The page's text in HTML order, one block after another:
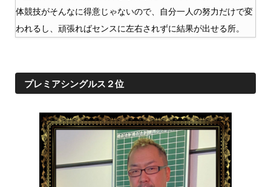
体競技がそんなに得意じゃないので、自分一人の努力だけで変
われるし、頑張ればセンスに左右されずに結果が出せる所。
プレミアシングルス２位